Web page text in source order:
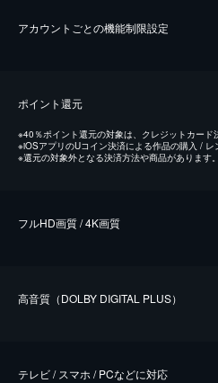
アカウントごとの機能制限設定
ポイント還元
※40％ポイント還元の対象は、クレジットカード
※iOSアプリのUコイン決済による作品の購入 / レ
※還元の対象外となる決済方法や商品があります
フルHD画質 / 4K画質
⾼⾳質（DOLBY DIGITAL PLUS）
テレビ / スマホ / PCなどに対応